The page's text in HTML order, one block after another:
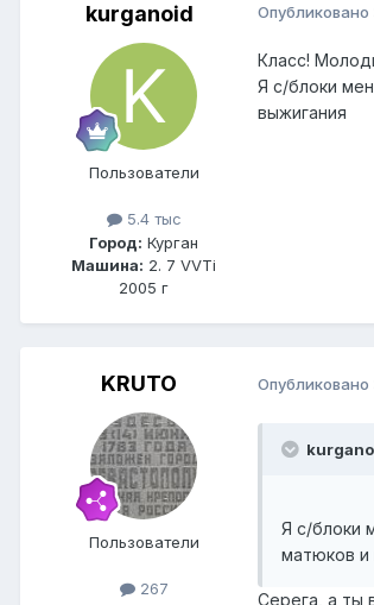
kurganoid
Пользователи
5.4 тыс
Город: Курган
Машина: 2. 7 VVTi
2005 г
Опубликовано
Класс!
Я с/блоки
выжигания
KRUTO
Пользователи
267
Опубликовано
Я с/блоки
матюков и
Серега, а ты